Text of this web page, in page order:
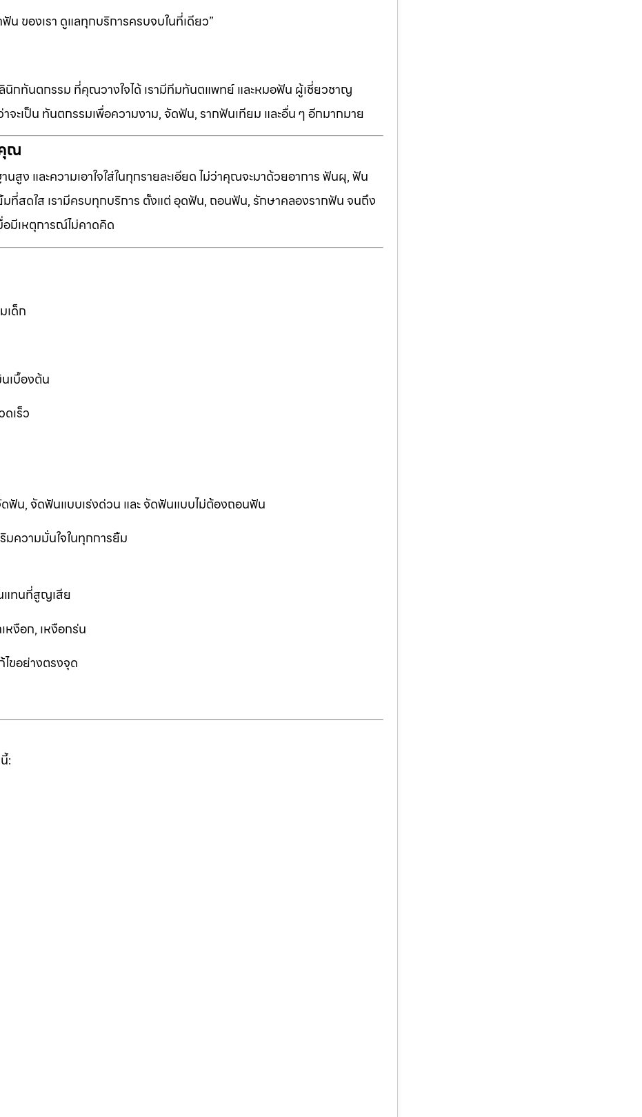
ของเรา ดูแลทุกบริการครบจบในที่เดียว”
นิกทันตกรรม ที่คุณวางใจได้ เรามีทีมทันตแพทย์ และหมอฟัน ผู้เชี่ยวชาญ
ะเป็น ทันตกรรมเพื่อความงาม, จัดฟัน, รากฟันเทียม และอื่น ๆ อีกมากมาย
ณ
สูง และความเอาใจใส่ในทุกรายละเอียด ไม่ว่าคุณจะมาด้วยอาการ ฟันผุ, ฟัน
สดใส เรามีครบทุกบริการ ตั้งแต่ อุดฟัน, ถอนฟัน, รักษาคลองรากฟัน จนถึง
มีเหตุการณ์ไม่คาดคิด
เด็ก
เบื้องต้น
เร็ว
ฟัน, จัดฟันแบบเร่งด่วน และ จัดฟันแบบไม่ต้องถอนฟัน
ความมั่นใจในทุกการยิ้ม
แทนที่สูญเสีย
งือก, เหงือกร่น
ขอย่างตรงจุด
: